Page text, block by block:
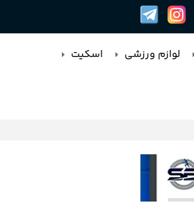
لوازم ورزشی اسکیت